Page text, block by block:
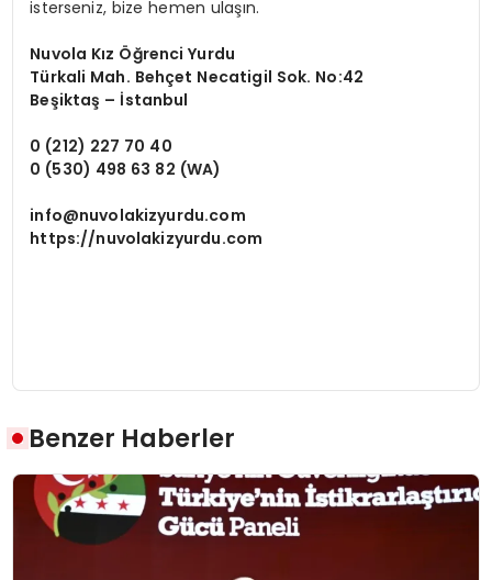
isterseniz, bize hemen ulaşın.
Nuvola Kız Öğrenci Yurdu
Türkali Mah. Behçet Necatigil Sok. No:42
Beşiktaş – İstanbul
0 (212) 227 70 40
0 (530) 498 63 82 (WA)
info@nuvolakizyurdu.com
https://nuvolakizyurdu.com
Benzer Haberler